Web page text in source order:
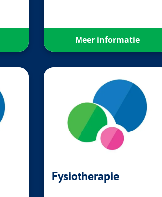
Meer informatie
Fysiotherapie